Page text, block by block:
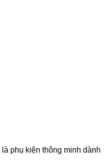
là phụ kiện thông minh dành